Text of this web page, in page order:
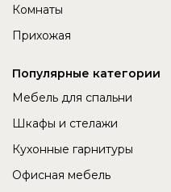
Комнаты
Прихожая
Популярные категории
Мебель для спальни
Шкафы и стелажи
Кухонные гарнитуры
Офисная мебель